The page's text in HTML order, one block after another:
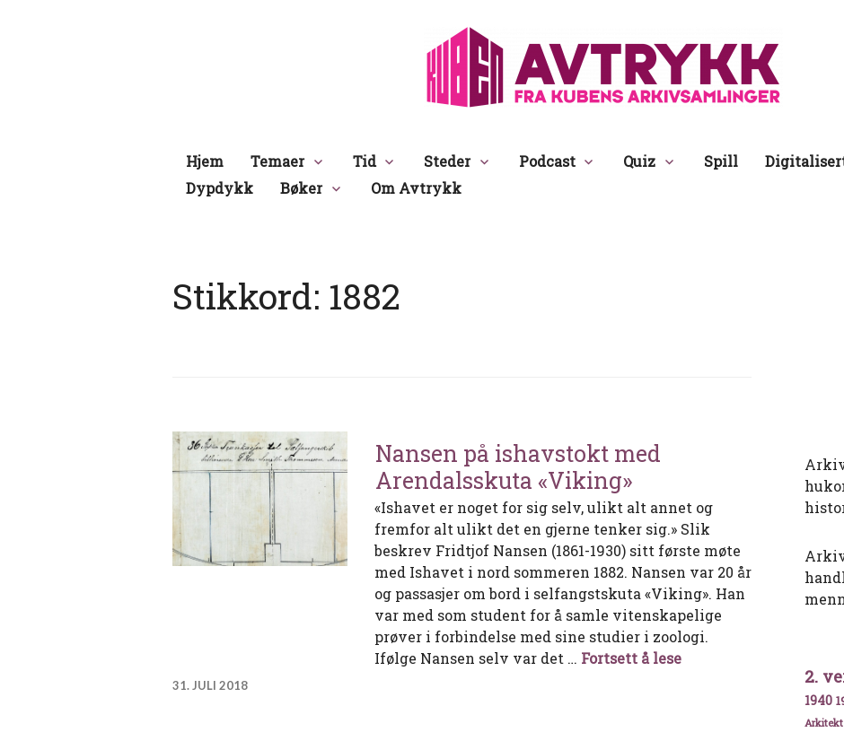
Avtrykk
Hjem Temaer Tid Steder Podcast Quiz Spill
Dypdykk
Bøker Om Avtrykk
Stikkord: 1882
Nansen på ishavstokt med
Arendalsskuta «Viking»
«Ishavet er noget for sig selv, ulikt alt annet og
fremfor alt ulikt det en gjerne tenker sig.» Slik
beskrev Fridtjof Nansen (1861-1930) sitt første møte
med Ishavet i nord sommeren 1882. Nansen var 20 år
og passasjer om bord i selfangstskuta «Viking». Han
var med som student for å samle vitenskapelige
prøver i forbindelse med sine studier i zoologi.
Ifølge Nansen selv var det … Fortsett å leseNansen på ishavstokt
31. JULI 2018 2.
1940
Arkitekt